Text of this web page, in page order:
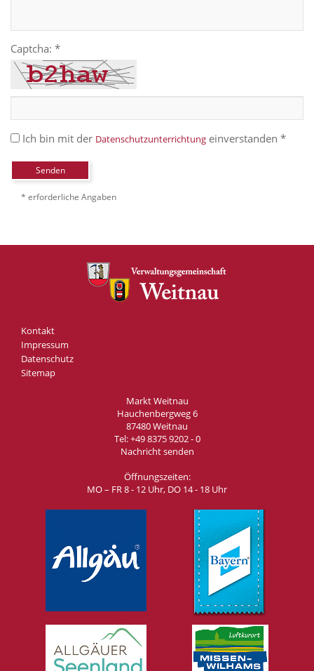
Captcha: *
Ich bin mit der Datenschutzunterrichtung einverstanden *
Senden
* erforderliche Angaben
Kontakt
Impressum
Datenschutz
Sitemap
Markt Weitnau
Hauchenbergweg 6
87480 Weitnau
Tel:+49 8375 9202 - 0
Nachricht senden
Öffnungszeiten:
MO – FR 8 - 12 Uhr, DO 14 - 18 Uhr